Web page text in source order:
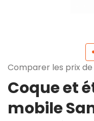
Comparer les prix
Coque et
mobile